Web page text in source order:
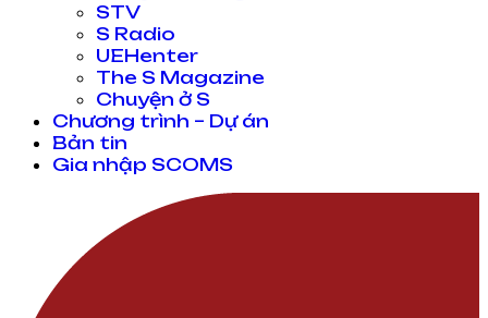
STV
S Radio
UEHenter
The S Magazine
Chuyện ở S
Chương trình – Dự án
Bản tin
Gia nhập SCOMS